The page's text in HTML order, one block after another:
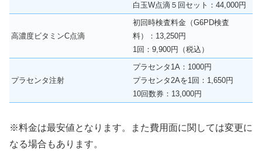
白玉W点滴５回セット：44,000円
高濃度ビタミンC点滴
初回時検査料金（G6PD検査
料）：13,250円
1回：9,900円（税込）
プラセンタ注射
プラセンタ1A：1000円
プラセンタ2Aを1回：1,650円
10回数券：13,000円
※料金は最安値となります。また費用面に関しては変更に
なる場合もあります。